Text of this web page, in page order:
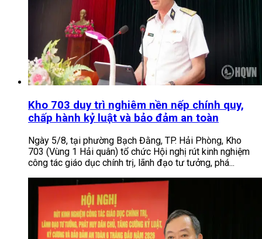
Kho 703 duy trì nghiêm nền nếp chính quy,
chấp hành kỷ luật và bảo đảm an toàn
Ngày 5/8, tại phường Bạch Đằng, TP. Hải Phòng, Kho
703 (Vùng 1 Hải quân) tổ chức Hội nghị rút kinh nghiệm
công tác giáo dục chính trị, lãnh đạo tư tưởng, phá...